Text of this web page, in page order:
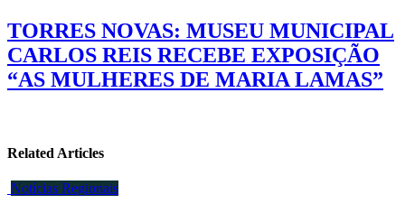
TORRES NOVAS: MUSEU MUNICIPAL
CARLOS REIS RECEBE EXPOSIÇÃO
“AS MULHERES DE MARIA LAMAS”
Related Articles
Notícias Regionais